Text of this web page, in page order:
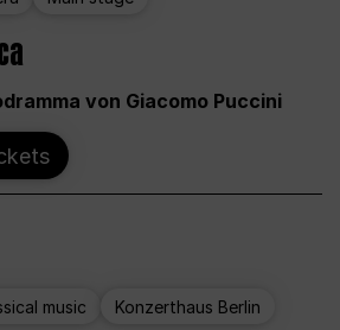
von Giacomo Puccini
music Konzerthaus Berlin